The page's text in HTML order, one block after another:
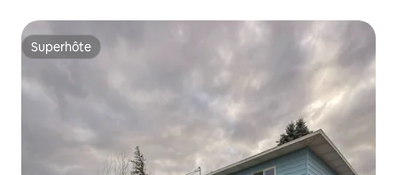
Superhôte
Superhôte